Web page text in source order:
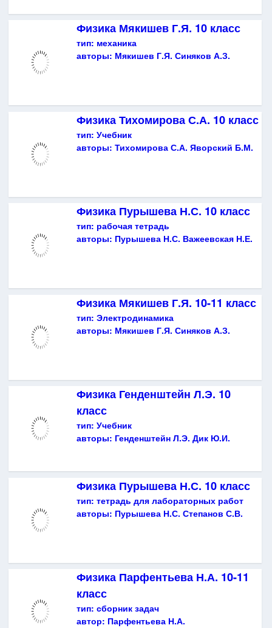
Физика Мякишев Г.Я. 10 класс
тип: механика
авторы: Мякишев Г.Я. Синяков А.З.
Физика Тихомирова С.А. 10 класс
тип: Учебник
авторы: Тихомирова С.А. Яворский Б.М.
Физика Пурышева Н.С. 10 класс
тип: рабочая тетрадь
авторы: Пурышева Н.С. Важеевская Н.Е.
Физика Мякишев Г.Я. 10-11 класс
тип: Электродинамика
авторы: Мякишев Г.Я. Синяков А.З.
Физика Генденштейн Л.Э. 10
класс
тип: Учебник
авторы: Генденштейн Л.Э. Дик Ю.И.
Физика Пурышева Н.С. 10 класс
тип: тетрадь для лабораторных работ
авторы: Пурышева Н.С. Степанов С.В.
Физика Парфентьева Н.А. 10-11
класс
тип: сборник задач
автор: Парфентьева Н.А.